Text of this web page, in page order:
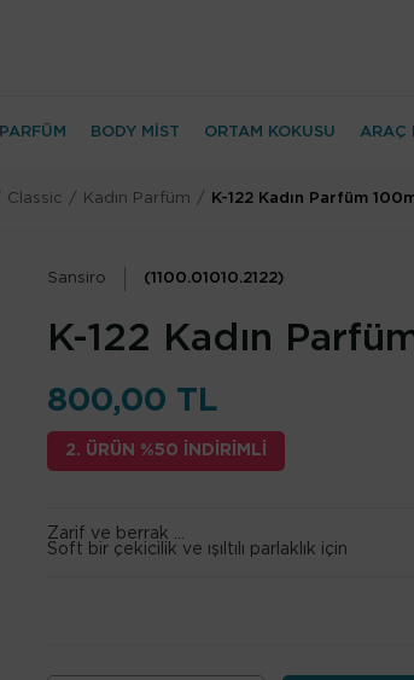
PARFÜM BODY MİST ORTAM KOKUSU ARAÇ
Classic Kadın Parfüm K-122 Kadın Parfüm
Sansiro (1100.01010.2122)
K-122 Kadın
800,00 TL
2. ÜRÜN %50 İNDİRİMLİ
Zarif ve berrak ...
Soft bir çekicilik ve ışıltılı parlaklık için